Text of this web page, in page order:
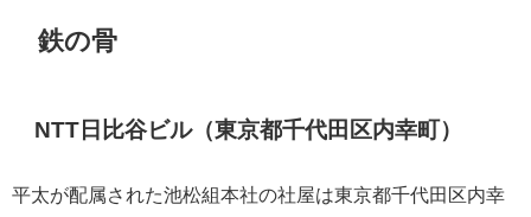
鉄の骨
NTT日比谷ビル（東京都千代田区内幸町）
平太が配属された池松組本社の社屋は東京都千代田区内幸